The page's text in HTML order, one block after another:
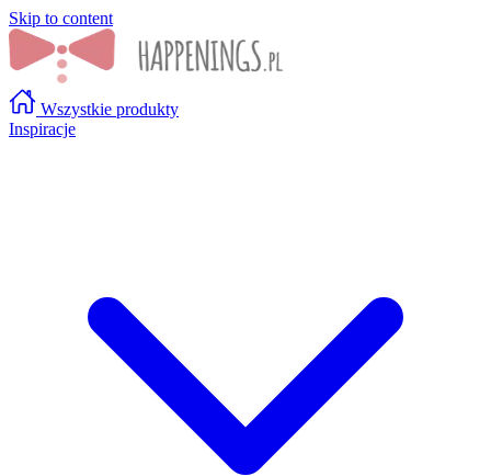
Skip to content
Wszystkie produkty
Inspiracje